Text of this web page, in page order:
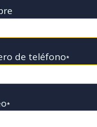
de teléfono*
*